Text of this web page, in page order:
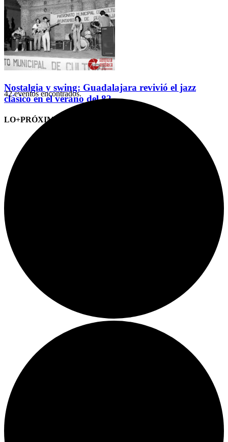
Nostalgia y swing: Guadalajara revivió el jazz
clásico en el verano del 82
LO+PRÓXIMO (CITAS)
42 eventos encontrados.